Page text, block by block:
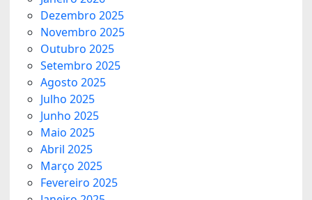
Dezembro 2025
Novembro 2025
Outubro 2025
Setembro 2025
Agosto 2025
Julho 2025
Junho 2025
Maio 2025
Abril 2025
Março 2025
Fevereiro 2025